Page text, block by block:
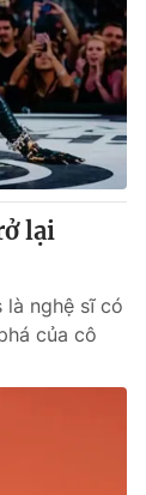
lại
là nghệ sĩ có
của cô